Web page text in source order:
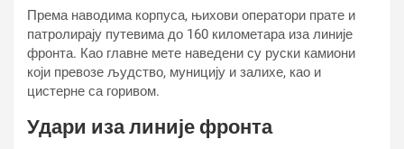
Према наводима корпуса, њихови оператори прате и
патролирају путевима до 160 километара иза линије
фронта. Као главне мете наведени су руски камиони
који превозе људство, муницију и залихе, као и
цистерне са горивом.
Удари иза линије фронта